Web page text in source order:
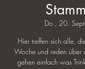
Do., 20.
Hier treffen sich alle,
Woche und reden über
gehen einfach was